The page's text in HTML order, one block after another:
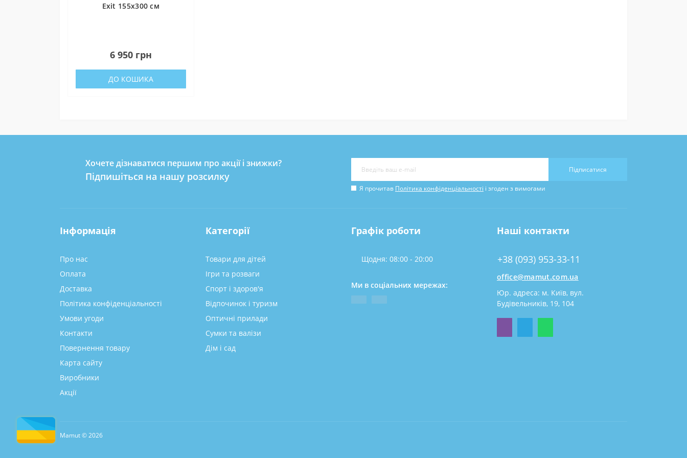
Exit 155x300 см
6 950 грн
ДО КОШИКА
Хочете дізнаватися першим про акції і знижки?
Підпишіться на нашу розсилку
Підписатися
Я прочитав Політика конфіденціальності і згоден з вимогами
Інформація
Про нас
Оплата
Доставка
Політика конфіденціальності
Умови угоди
Контакти
Повернення товару
Карта сайту
Виробники
Акції
Категорії
Товари для дітей
Ігри та розваги
Спорт і здоров'я
Відпочинок і туризм
Оптичні прилади
Сумки та валізи
Дім і сад
Графік роботи
Щодня: 08:00 - 20:00
Ми в соціальних мережах:
Наші контакти
+38 (093) 953-33-11
office@mamut.com.ua
Юр. адреса: м. Київ, вул.
Будівельників, 19, 104
Mamut © 2026